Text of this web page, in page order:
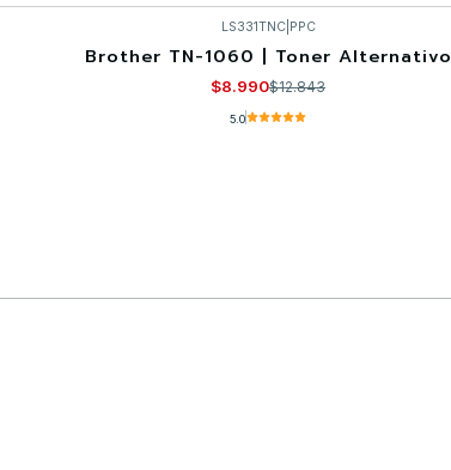
LS331TNC| PPC
Brother TN-1060 | Toner Alternativo
$8.990$12.843
5.0